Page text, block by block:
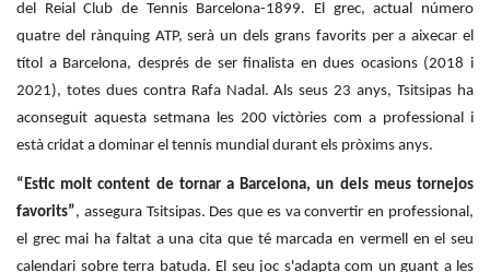
Servicios
Instalaciones
Preguntas
Frecuentes
(FAQs)
Trabaja con
nosotros
Área deportiva
Tenis
del Reial Club de Tennis Barcelona-1899. El grec, actual número
quatre del rànquing ATP, serà un dels grans favorits per a aixecar el
títol a Barcelona, després de ser finalista en dues ocasions (2018 i
2021), totes dues contra Rafa Nadal. Als seus 23 anys, Tsitsipas ha
aconseguit aquesta setmana les 200 victòries com a professional i
està cridat a dominar el tennis mundial durant els pròxims anys.
“Estic molt content de tornar a Barcelona, un dels meus tornejos
favorits”, assegura Tsitsipas. Des que es va convertir en professional,
el grec mai ha faltat a una cita que té marcada en vermell en el seu
calendari sobre terra batuda. El seu joc s'adapta com un guant a les